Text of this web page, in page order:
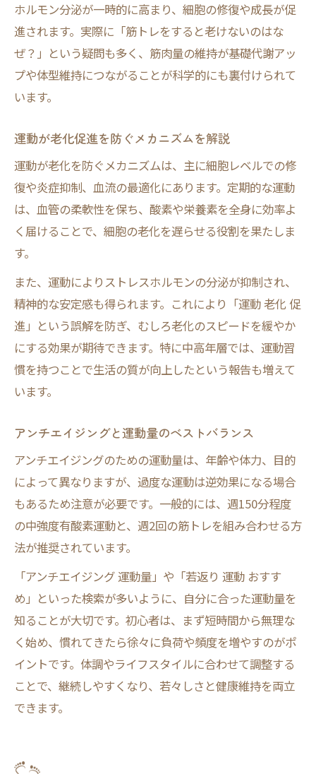
ホルモン分泌が一時的に高まり、細胞の修復や成長が促
進されます。実際に「筋トレをすると老けないのはな
ぜ？」という疑問も多く、筋肉量の維持が基礎代謝アッ
プや体型維持につながることが科学的にも裏付けられて
います。
運動が老化促進を防ぐメカニズムを解説
運動が老化を防ぐメカニズムは、主に細胞レベルでの修
復や炎症抑制、血流の最適化にあります。定期的な運動
は、血管の柔軟性を保ち、酸素や栄養素を全身に効率よ
く届けることで、細胞の老化を遅らせる役割を果たしま
す。
また、運動によりストレスホルモンの分泌が抑制され、
精神的な安定感も得られます。これにより「運動 老化 促
進」という誤解を防ぎ、むしろ老化のスピードを緩やか
にする効果が期待できます。特に中高年層では、運動習
慣を持つことで生活の質が向上したという報告も増えて
います。
アンチエイジングと運動量のベストバランス
アンチエイジングのための運動量は、年齢や体力、目的
によって異なりますが、過度な運動は逆効果になる場合
もあるため注意が必要です。一般的には、週150分程度
の中強度有酸素運動と、週2回の筋トレを組み合わせる方
法が推奨されています。
「アンチエイジング 運動量」や「若返り 運動 おすす
め」といった検索が多いように、自分に合った運動量を
知ることが大切です。初心者は、まず短時間から無理な
く始め、慣れてきたら徐々に負荷や頻度を増やすのがポ
イントです。体調やライフスタイルに合わせて調整する
ことで、継続しやすくなり、若々しさと健康維持を両立
できます。